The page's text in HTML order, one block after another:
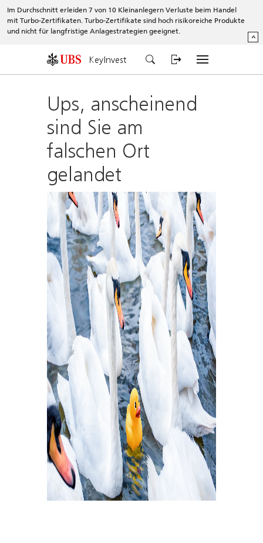
Im Durchschnitt erleiden 7 von 10 Kleinanlegern Verluste beim Handel
mit Turbo-Zertifikaten. Turbo-Zertifikate sind hoch risikoreiche Produkte
und nicht für langfristige Anlagestrategien geeignet.
^
KeyInvest
Ups, anscheinend
sind Sie am
falschen Ort
gelandet